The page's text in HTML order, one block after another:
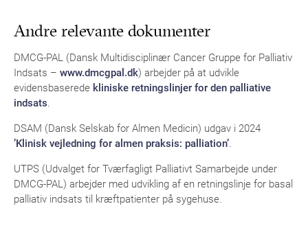
Andre relevante dokumenter
DMCG-PAL (Dansk Multidisciplinær Cancer Gruppe for Palliativ
Indsats – www.dmcgpal.dk) arbejder på at udvikle
evidensbaserede kliniske retningslinjer for den palliative
indsats.
DSAM (Dansk Selskab for Almen Medicin) udgav i 2024
’Klinisk vejledning for almen praksis: palliation’.
UTPS (Udvalget for Tværfagligt Palliativt Samarbejde under
DMCG-PAL) arbejder med udvikling af en retningslinje for basal
palliativ indsats til kræftpatienter på sygehuse.